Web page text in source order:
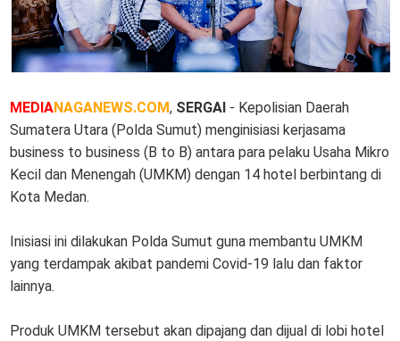
MEDIANAGANEWS.COM, SERGAI - Kepolisian Daerah
Sumatera Utara (Polda Sumut) menginisiasi kerjasama
business to business (B to B) antara para pelaku Usaha Mikro
Kecil dan Menengah (UMKM) dengan 14 hotel berbintang di
Kota Medan.
Inisiasi ini dilakukan Polda Sumut guna membantu UMKM
yang terdampak akibat pandemi Covid-19 lalu dan faktor
lainnya.
Produk UMKM tersebut akan dipajang dan dijual di lobi hotel